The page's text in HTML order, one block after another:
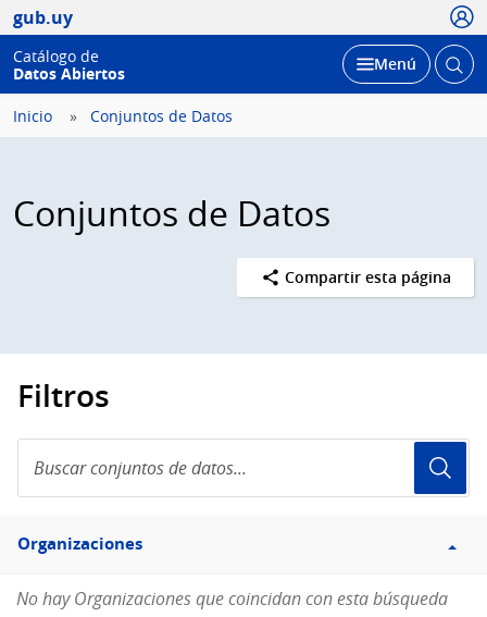
gub.uy
Catálogo de
Datos Abiertos
Desplegar
Menú Abrir
Inicio Conjuntos de Datos
Conjuntos de Datos
Compartir esta página
Filtros
conjuntos
de
Filtro
Organizaciones
Organizaciones
No hay Organizaciones que coincidan con esta búsqueda